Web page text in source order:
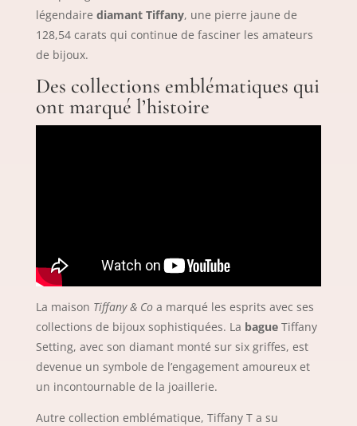
légendaire diamant Tiffany, une pierre jaune de
128,54 carats qui continue de fasciner les amateurs
de bijoux.
Des collections emblématiques qui
ont marqué l’histoire
La maison Tiffany & Coa marqué les esprits avec ses
collections de bijoux sophistiquées. La bagueTiffany
Setting, avec son diamant monté sur six griffes, est
devenue un symbole de l’engagement amoureux et
un incontournable de la joaillerie.
Autre collection emblématique, Tiffany T a su